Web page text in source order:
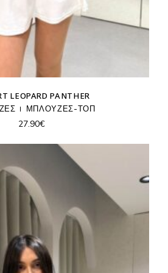
LEOPARD PANTHER
ΜΠΛΟΥΖΕΣ-ΤΟΠ
27.90€